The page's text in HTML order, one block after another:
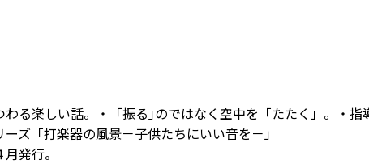
る楽しい話。・「振る｣のではなく空中を「たたく」。・指
ズ「打楽器の風景－子供たちにいい音を－」
発行。